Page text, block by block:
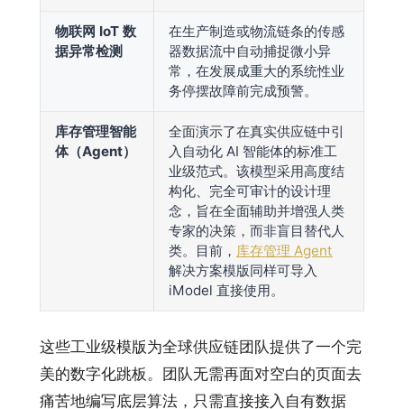
物联网 IoT 数
据异常检测
在生产制造或物流链条的传感
器数据流中自动捕捉微小异
常，在发展成重大的系统性业
务停摆故障前完成预警。
库存管理智能
体（Agent）
全面演示了在真实供应链中引
入自动化 AI 智能体的标准工
业级范式。该模型采用高度结
构化、完全可审计的设计理
念，旨在全面辅助并增强人类
专家的决策，而非盲目替代人
类。目前， 库存管理 Agent
解决方案模版同样可导入
iModel 直接使用。
这些工业级模版为全球供应链团队提供了一个完
美的数字化跳板。团队无需再面对空白的页面去
痛苦地编写底层算法，只需直接接入自有数据